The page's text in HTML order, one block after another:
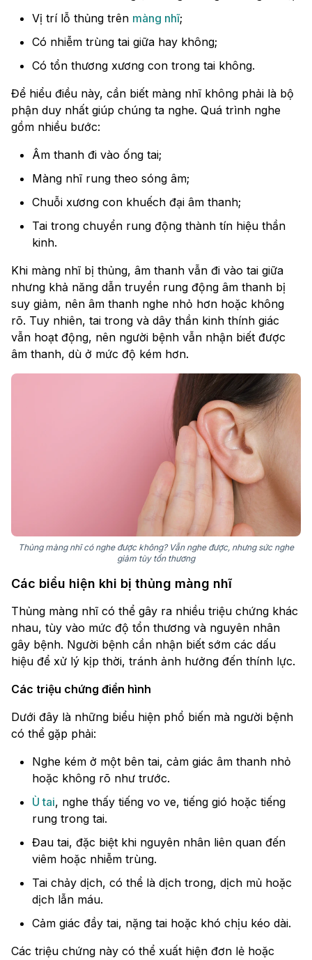
Vị trí lỗ thủng trên màng nhĩ;
Có nhiễm trùng tai giữa hay không;
Có tổn thương xương con trong tai không.
Để hiểu điều này, cần biết màng nhĩ không phải là bộ
phận duy nhất giúp chúng ta nghe. Quá trình nghe
gồm nhiều bước:
Âm thanh đi vào ống tai;
Màng nhĩ rung theo sóng âm;
Chuỗi xương con khuếch đại âm thanh;
Tai trong chuyển rung động thành tín hiệu thần
kinh.
Khi màng nhĩ bị thủng, âm thanh vẫn đi vào tai giữa
nhưng khả năng dẫn truyền rung động âm thanh bị
suy giảm, nên âm thanh nghe nhỏ hơn hoặc không
rõ. Tuy nhiên, tai trong và dây thần kinh thính giác
vẫn hoạt động, nên người bệnh vẫn nhận biết được
âm thanh, dù ở mức độ kém hơn.
Thủng màng nhĩ có nghe được không? Vẫn nghe được, nhưng sức nghe
giảm tùy tổn thương
Các biểu hiện khi bị thủng màng nhĩ
Thủng màng nhĩ có thể gây ra nhiều triệu chứng khác
nhau, tùy vào mức độ tổn thương và nguyên nhân
gây bệnh. Người bệnh cần nhận biết sớm các dấu
hiệu để xử lý kịp thời, tránh ảnh hưởng đến thính lực.
Các triệu chứng điển hình
Dưới đây là những biểu hiện phổ biến mà người bệnh
có thể gặp phải:
Nghe kém ở một bên tai, cảm giác âm thanh nhỏ
hoặc không rõ như trước.
Ù tai, nghe thấy tiếng vo ve, tiếng gió hoặc tiếng
rung trong tai.
Đau tai, đặc biệt khi nguyên nhân liên quan đến
viêm hoặc nhiễm trùng.
Tai chảy dịch, có thể là dịch trong, dịch mủ hoặc
dịch lẫn máu.
Cảm giác đầy tai, nặng tai hoặc khó chịu kéo dài.
Các triệu chứng này có thể xuất hiện đơn lẻ hoặc